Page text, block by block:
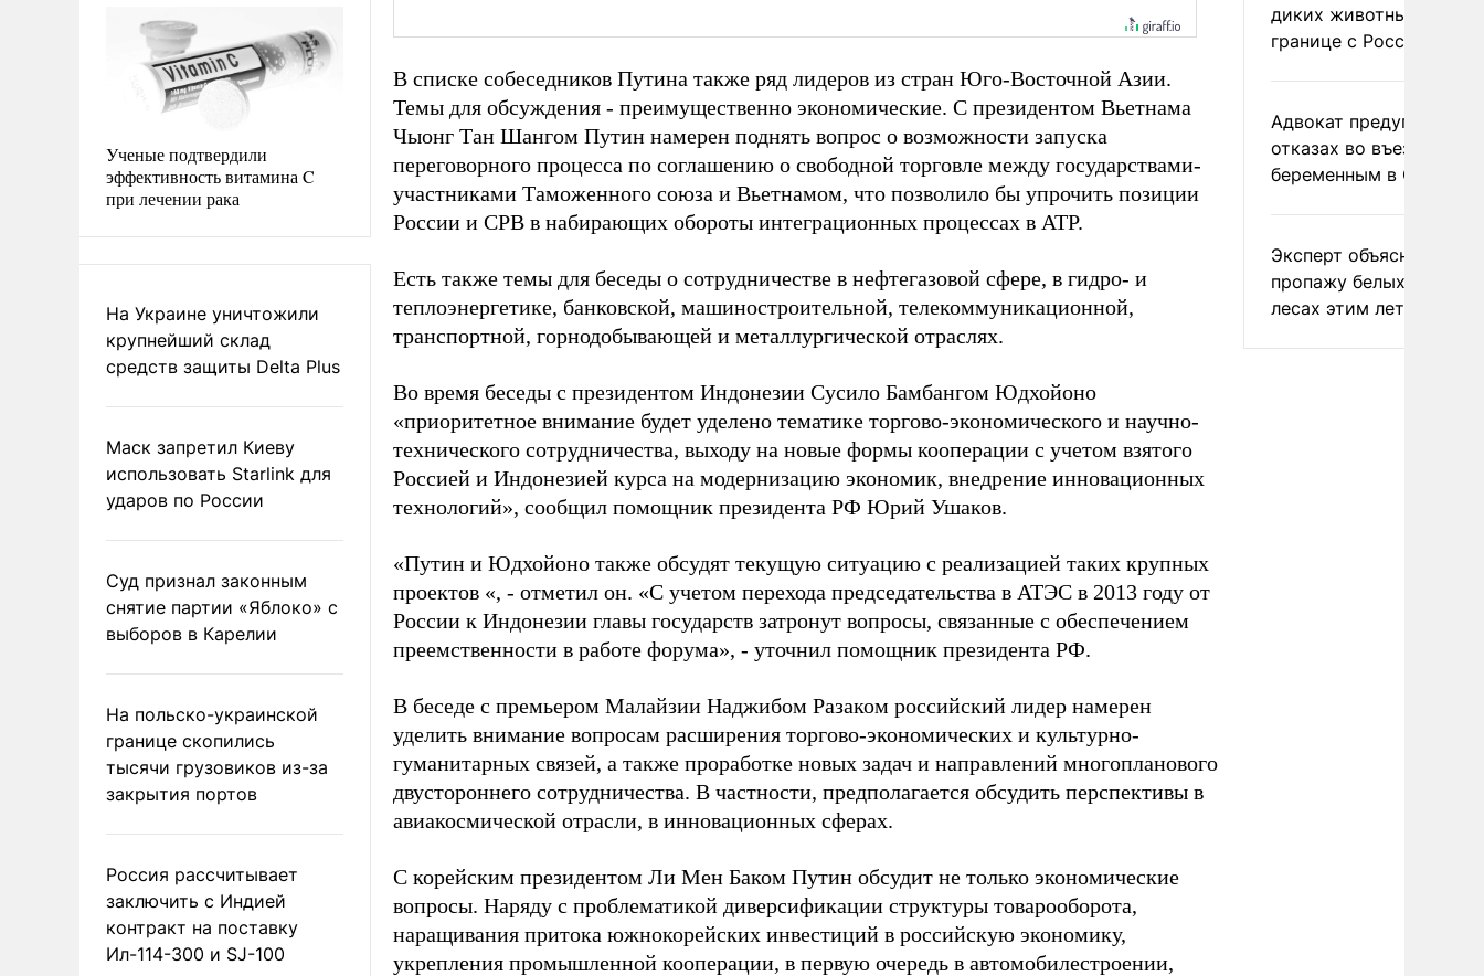
Ученые подтвердили
эффективность витамина C
при лечении рака
На Украине уничтожили
крупнейший склад
средств защиты Delta Plus
Маск запретил Киеву
использовать Starlink для
ударов по России
Суд признал законным
снятие партии «Яблоко» с
выборов в Карелии
На польско-украинской
границе скопились
тысячи грузовиков из-за
закрытия портов
Россия рассчитывает
заключить с Индией
контракт на поставку
Ил-114-300 и SJ-100
В списке собеседников Путина также ряд лидеров из стран Юго-Восточной Азии.
Темы для обсуждения - преимущественно экономические. С президентом Вьетнама
Чыонг Тан Шангом Путин намерен поднять вопрос о возможности запуска
переговорного процесса по соглашению о свободной торговле между государствами-
участниками Таможенного союза и Вьетнамом, что позволило бы упрочить позиции
России и СРВ в набирающих обороты интеграционных процессах в АТР.
Есть также темы для беседы о сотрудничестве в нефтегазовой сфере, в гидро- и
теплоэнергетике, банковской, машиностроительной, телекоммуникационной,
транспортной, горнодобывающей и металлургической отраслях.
Во время беседы с президентом Индонезии Сусило Бамбангом Юдхойоно
«приоритетное внимание будет уделено тематике торгово-экономического и научно-
технического сотрудничества, выходу на новые формы кооперации с учетом взятого
Россией и Индонезией курса на модернизацию экономик, внедрение инновационных
технологий», сообщил помощник президента РФ Юрий Ушаков.
«Путин и Юдхойоно также обсудят текущую ситуацию с реализацией таких крупных
проектов «, - отметил он. «С учетом перехода председательства в АТЭС в 2013 году от
России к Индонезии главы государств затронут вопросы, связанные с обеспечением
преемственности в работе форума», - уточнил помощник президента РФ.
В беседе с премьером Малайзии Наджибом Разаком российский лидер намерен
уделить внимание вопросам расширения торгово-экономических и культурно-
гуманитарных связей, а также проработке новых задач и направлений многопланового
двустороннего сотрудничества. В частности, предполагается обсудить перспективы в
авиакосмической отрасли, в инновационных сферах.
С корейским президентом Ли Мен Баком Путин обсудит не только экономические
вопросы. Наряду с проблематикой диверсификации структуры товарооборота,
наращивания притока южнокорейских инвестиций в российскую экономику,
укрепления промышленной кооперации, в первую очередь в автомобилестроении,
диких животных на
границе с Россией
Адвокат предупредил
отказах во въезде
беременным в США
Эксперт объяснил
пропажу белых грибов
лесах этим летом